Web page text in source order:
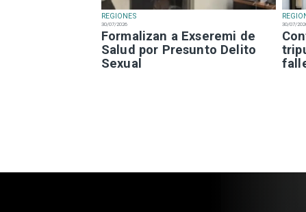
REGIONES
30/07/2026
Formalizan a Exseremi de
Salud por Presunto Delito
Sexual
30/07/